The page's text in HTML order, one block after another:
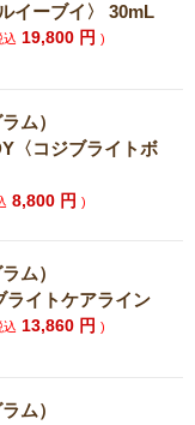
イーブイ〉 30mL
込 19,800 円)
ム）
〈コジブライトボ
8,800 円)
ム）
ライトケアライン
込 13,860 円)
ム）